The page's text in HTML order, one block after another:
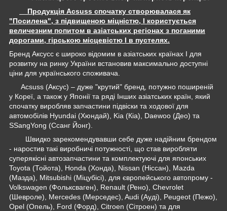
Продукція Acsuss спочатку створювалася як
"Посилена", з підвищеною міцністю, І користується
величезним попитом в азіатських регіонах з поганими
дорогами, гірською місцевістю І в пустелях.
Бренд Аксусс є широко відомим в азіатських країнах І для
розвитку на ринку України встановив максимально доступні
ціни для українського споживача.
Acsuss (Аксус) – дуже "крутий" бренд, потужно поширеній
у Кореї, а також у Японії та ряді Інших азіатських країн, який
спочатку виробляв запчастини підвіски та ходової для
автомобілів Hyundai (Хюндай), Kia (Кіа), Daewoo (Део) та
SSangYong (Ссанг Йонг).
Швидко зарекомендувавши себе дуже надійним брендом
- наростив такі виробничі потужності, що став виробляти
суперякісні автозапчастини та комплектуючі для японських
Toyota (Тойота), Honda (Хонда), Nissan (Ніссан), Mazda
(Мазда), Mitsubishi (Міцубісі), для європейського автопрому -
Volkswagen (Фольксваген), Renault (Рено), Chevrolet
(Шевроле), Mercedes (Мерседес), Audi (Ауді), Peugeot (Пежо),
Opel (Опель), Ford (Форд), Citroen (Сітроен) та для